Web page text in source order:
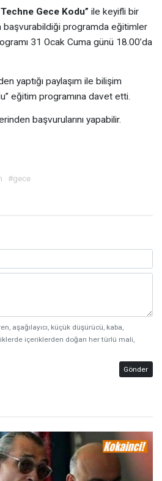
Gece Kodu” ile keyifli bir
başvurabildiği programda eğitimler
31 Ocak Cuma günü 18.00’da
yaptığı paylaşım ile bilişim
eğitim programına davet etti.
başvurularını yapabilir.
#gece
aşağılayıcı, küçük düşürücü, kaba,
içeriklerden doğan her türlü mali,
Gönder